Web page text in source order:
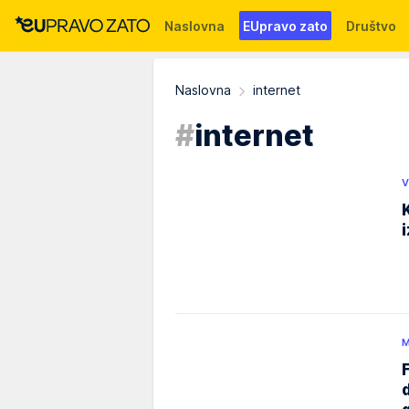
Naslovna EUpravo zato Društvo
Naslovna
internet
#internet